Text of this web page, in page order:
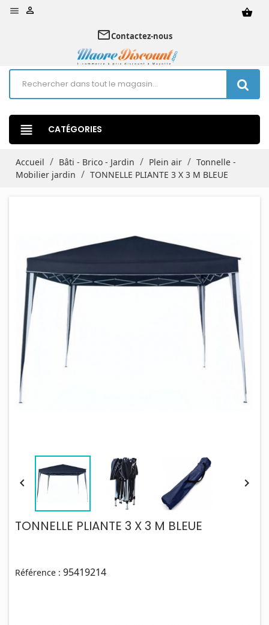
 shopping_basket

mail_outlineContactez-nous
view_headline CATÉGORIES
Accueil Bâti - Brico - Jardin Plein air
Tonnelle -
Mobilier jardin
TONNELLE PLIANTE 3 X 3 M BLEUE
 
TONNELLE PLIANTE 3 X 3 M BLEUE
Référence : 95419214